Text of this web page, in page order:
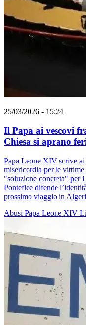
25/03/2026 - 15:24
Il Papa ai vescovi
Chiesa si aprano
Papa Leone XIV scrive
misericordia per le
"soluzione concreta" per
Pontefice difende
prossimo viaggio in
Abusi Papa Leone XIV